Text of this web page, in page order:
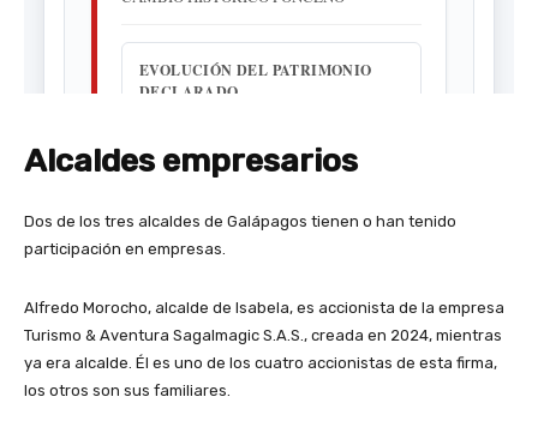
Alcaldes empresarios
Dos de los tres alcaldes de Galápagos tienen o han tenido
participación en empresas.
Alfredo Morocho, alcalde de Isabela, es accionista de la empresa
Turismo & Aventura Sagalmagic S.A.S., creada en 2024, mientras
ya era alcalde. Él es uno de los cuatro accionistas de esta firma,
los otros son sus familiares.